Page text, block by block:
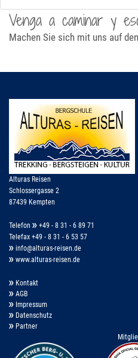
Venga a caminar y
Machen Sie sich mit uns auf
Alturas Reisen
Schlossergasse 2
87439 Kempten
Telefon
+49 - 8 31 - 6 89 71
Telefax +49 - 8 31 - 6 53 57
info@alturas-reisen.de
www.alturas-reisen.de
Kontakt
AGB
Impressum
Datenschutz
Partner